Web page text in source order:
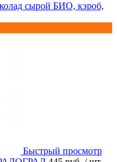
сырой БИО, кэроб,
Быстрый просмотр